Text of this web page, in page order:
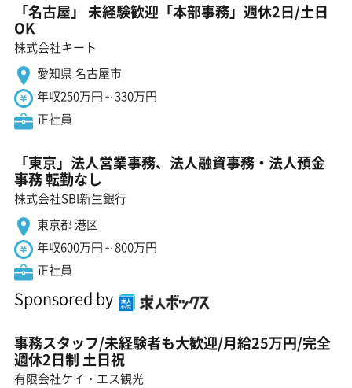
「名古屋」 未経験歓迎「本部事務」週休2日/土日
OK
株式会社キート
愛知県 名古屋市
年収250万円～330万円
正社員
「東京」法人営業事務、法人融資事務・法人預金
事務 転勤なし
株式会社SBI新生銀行
東京都 港区
年収600万円～800万円
正社員
Sponsored by
事務スタッフ/未経験者も大歓迎/月給25万円/完全
週休2日制 土日祝
有限会社ケイ・エス観光